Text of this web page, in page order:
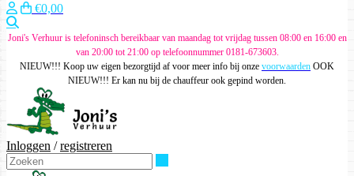
€0,00
Joni's Verhuur is telefoninsch bereikbaar van maandag tot vrijdag tussen 08:00 en 16:00 en
van 20:00 tot 21:00 op telefoonnummer 0181-673603.
NIEUW!!! Koop uw eigen bezorgtijd af voor meer info bij onze voorwaarden OOK
NIEUW!!! Er kan nu bij de chauffeur ook gepind worden.
Inloggen /registreren